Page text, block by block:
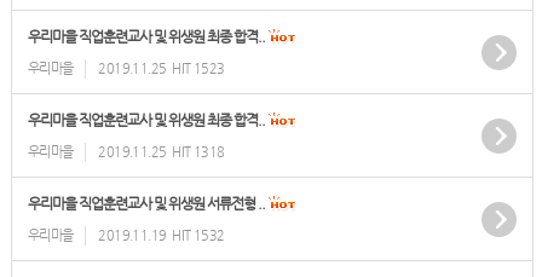
우리마을 직업훈련교사 및 위생원 최종 합격..
우리마을 2019.11.25 HIT 1523
우리마을 직업훈련교사 및 위생원 최종 합격..
우리마을 2019.11.25 HIT 1318
우리마을 직업훈련교사 및 위생원 서류전형 ..
우리마을 2019.11.19 HIT 1532